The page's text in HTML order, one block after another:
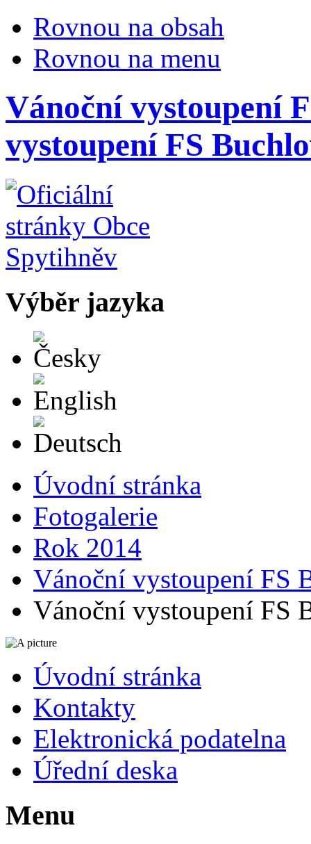
Rovnou na obsah
Rovnou na menu
Vánoční vystoupení
vystoupení FS
Výběr jazyka
Úvodní stránka
Fotogalerie
Rok 2014
Vánoční vystoupení FS
Vánoční vystoupení FS
Úvodní stránka
Kontakty
Elektronická podatelna
Úřední deska
Menu